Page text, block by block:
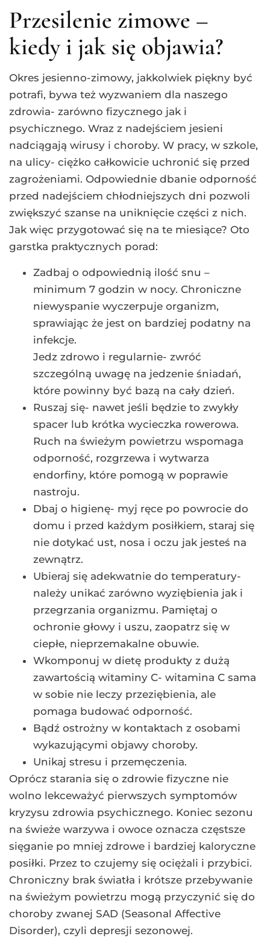
Przesilenie zimowe –
kiedy i jak się objawia?
Okres jesienno-zimowy, jakkolwiek piękny być
potrafi, bywa też wyzwaniem dla naszego
zdrowia- zarówno fizycznego jak i
psychicznego. Wraz z nadejściem jesieni
nadciągają wirusy i choroby. W pracy, w szkole,
na ulicy- ciężko całkowicie uchronić się przed
zagrożeniami. Odpowiednie dbanie odporność
przed nadejściem chłodniejszych dni pozwoli
zwiększyć szanse na uniknięcie części z nich.
Jak więc przygotować się na te miesiące? Oto
garstka praktycznych porad:
Zadbaj o odpowiednią ilość snu –
minimum 7 godzin w nocy. Chroniczne
niewyspanie wyczerpuje organizm,
sprawiając że jest on bardziej podatny na
infekcje.
Jedz zdrowo i regularnie- zwróć
szczególną uwagę na jedzenie śniadań,
które powinny być bazą na cały dzień.
Ruszaj się- nawet jeśli będzie to zwykły
spacer lub krótka wycieczka rowerowa.
Ruch na świeżym powietrzu wspomaga
odporność, rozgrzewa i wytwarza
endorfiny, które pomogą w poprawie
nastroju.
Dbaj o higienę- myj ręce po powrocie do
domu i przed każdym posiłkiem, staraj się
nie dotykać ust, nosa i oczu jak jesteś na
zewnątrz.
Ubieraj się adekwatnie do temperatury-
należy unikać zarówno wyziębienia jak i
przegrzania organizmu. Pamiętaj o
ochronie głowy i uszu, zaopatrz się w
ciepłe, nieprzemakalne obuwie.
Wkomponuj w dietę produkty z dużą
zawartością witaminy C- witamina C sama
w sobie nie leczy przeziębienia, ale
pomaga budować odporność.
Bądź ostrożny w kontaktach z osobami
wykazującymi objawy choroby.
Unikaj stresu i przemęczenia.
Oprócz starania się o zdrowie fizyczne nie
wolno lekceważyć pierwszych symptomów
kryzysu zdrowia psychicznego. Koniec sezonu
na świeże warzywa i owoce oznacza częstsze
sięganie po mniej zdrowe i bardziej kaloryczne
posiłki. Przez to czujemy się ociężali i przybici.
Chroniczny brak światła i krótsze przebywanie
na świeżym powietrzu mogą przyczynić się do
choroby zwanej SAD (Seasonal Affective
Disorder), czyli depresji sezonowej.